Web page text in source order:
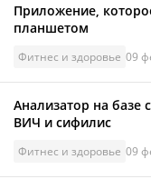
Приложение,
планшетом
Фитнес и здоровье 09
Анализатор на базе
ВИЧ и сифилис
Фитнес и здоровье 09